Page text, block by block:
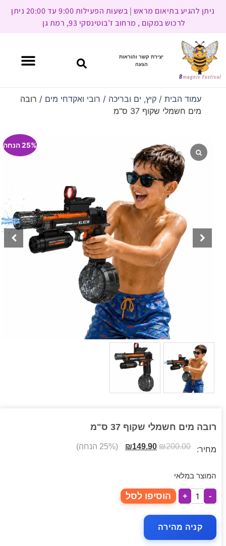
ניתן להגיע בתיאום מראש | בשעות הפעילות 9:00 עד 20:00 ניתן
לרכוש במקום , מרחוב ז’בוטינסקי 93, רמת גן
יצירת קשר והוראות
הגעה
עמוד הבית/ קיץ, ים ובריכה / רובי ואקדחי מים / רובה
מים חשמלי שקוף 37 ס"מ
25% הנחה
רובה מים חשמלי שקוף 37 ס"מ
מחיר: ₪200.00
₪149.90 (25% הנחה)
המוצר במלאי
-
+ הוסיפו לסל
קניה מהירה